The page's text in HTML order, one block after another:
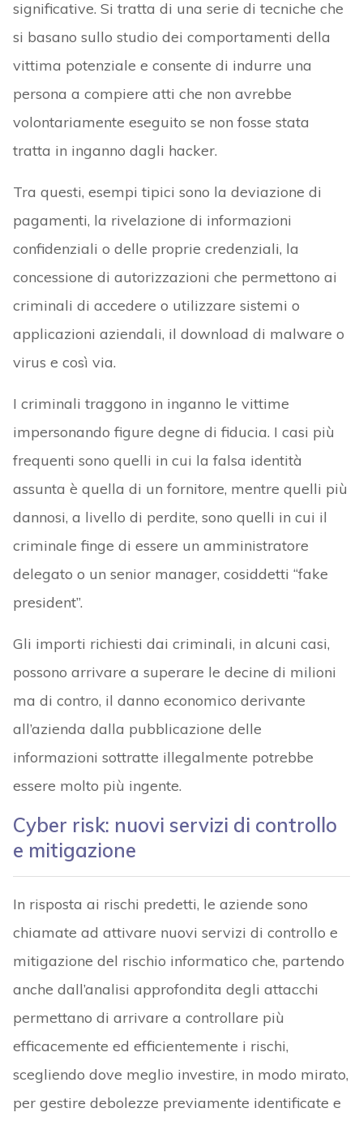
significative. Si tratta di una serie di tecniche che
si basano sullo studio dei comportamenti della
vittima potenziale e consente di indurre una
persona a compiere atti che non avrebbe
volontariamente eseguito se non fosse stata
tratta in inganno dagli hacker.
Tra questi, esempi tipici sono la deviazione di
pagamenti, la rivelazione di informazioni
confidenziali o delle proprie credenziali, la
concessione di autorizzazioni che permettono ai
criminali di accedere o utilizzare sistemi o
applicazioni aziendali, il download di malware o
virus e così via.
I criminali traggono in inganno le vittime
impersonando figure degne di fiducia. I casi più
frequenti sono quelli in cui la falsa identità
assunta è quella di un fornitore, mentre quelli più
dannosi, a livello di perdite, sono quelli in cui il
criminale finge di essere un amministratore
delegato o un senior manager, cosiddetti “fake
president”.
Gli importi richiesti dai criminali, in alcuni casi,
possono arrivare a superare le decine di milioni
ma di contro, il danno economico derivante
all’azienda dalla pubblicazione delle
informazioni sottratte illegalmente potrebbe
essere molto più ingente.
Cyber risk: nuovi servizi di controllo
e mitigazione
In risposta ai rischi predetti, le aziende sono
chiamate ad attivare nuovi servizi di controllo e
mitigazione del rischio informatico che, partendo
anche dall’analisi approfondita degli attacchi
permettano di arrivare a controllare più
efficacemente ed efficientemente i rischi,
scegliendo dove meglio investire, in modo mirato,
per gestire debolezze previamente identificate e